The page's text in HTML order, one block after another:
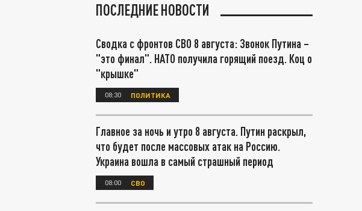
ПОСЛЕДНИЕ НОВОСТИ
Сводка с фронтов СВО 8 августа: Звонок Путина –
"это финал". НАТО получила горящий поезд. Коц о
"крышке"
08:30 ПОЛИТИКА
Главное за ночь и утро 8 августа. Путин раскрыл,
что будет после массовых атак на Россию.
Украина вошла в самый страшный период
08:00 СВО